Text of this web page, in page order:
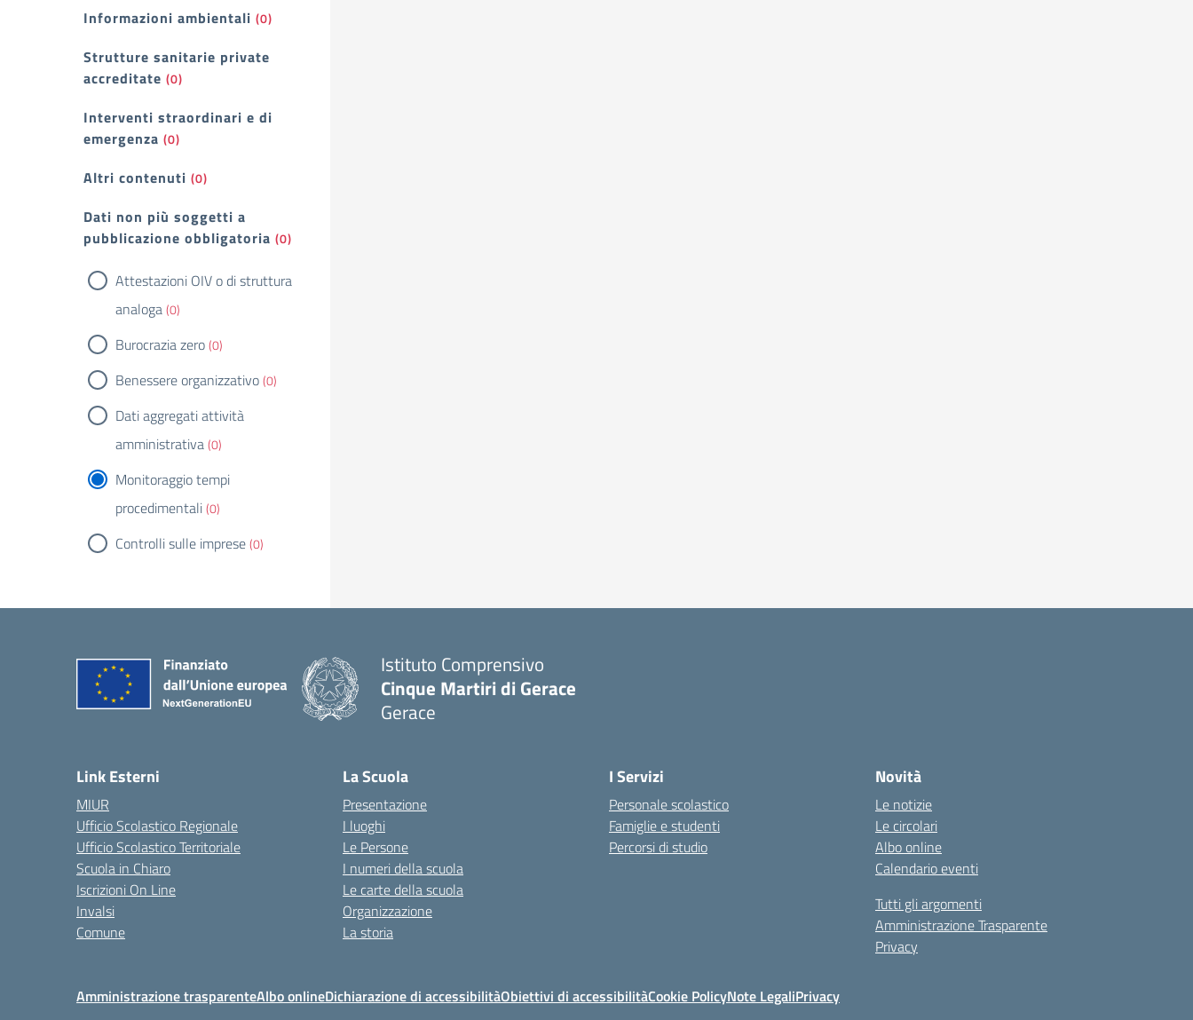
Informazioni ambientali (0)
Strutture sanitarie private
accreditate (0)
Interventi straordinari e di
emergenza (0)
Altri contenuti (0)
Dati non più soggetti a
pubblicazione obbligatoria (0)
Attestazioni OIV o di struttura
analoga(0)
Burocrazia zero(0)
Benessere organizzativo(0)
Dati aggregati attività
amministrativa(0)
Monitoraggio tempi
procedimentali(0)
Controlli sulle imprese(0)
Istituto Comprensivo
Cinque Martiri di Gerace
Gerace
Link Esterni
MIUR
Ufficio Scolastico Regionale
Ufficio Scolastico Territoriale
Scuola in Chiaro
Iscrizioni On Line
Invalsi
Comune
La Scuola
Presentazione
I luoghi
Le Persone
I numeri della scuola
Le carte della scuola
Organizzazione
La storia
I Servizi
Personale scolastico
Famiglie e studenti
Percorsi di studio
Novità
Le notizie
Le circolari
Albo online
Calendario eventi
Tutti gli argomenti
Amministrazione Trasparente
Privacy
Amministrazione trasparenteAlbo onlineDichiarazione di accessibilitàObiettivi di accessibilitàCookie PolicyNote LegaliPrivacy